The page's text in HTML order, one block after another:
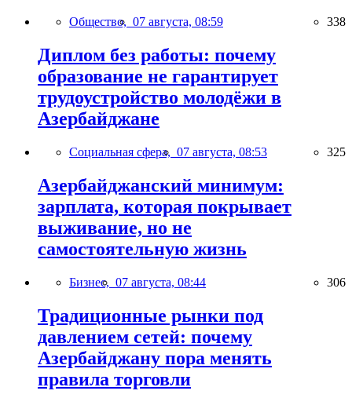
Общество, 07 августа, 08:59 338
Диплом без работы: почему
образование не гарантирует
трудоустройство молодёжи в
Азербайджане
Социальная сфера, 07 августа, 08:53 325
Азербайджанский минимум:
зарплата, которая покрывает
выживание, но не
самостоятельную жизнь
Бизнес, 07 августа, 08:44 306
Традиционные рынки под
давлением сетей: почему
Азербайджану пора менять
правила торговли